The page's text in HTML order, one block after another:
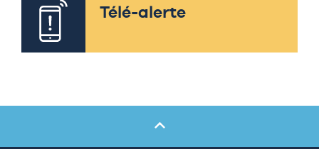
Télé-alerte